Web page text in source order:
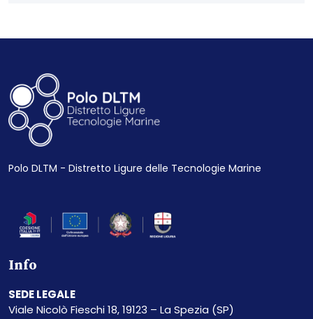
Polo DLTM - Distretto Ligure delle Tecnologie Marine
Info
SEDE LEGALE
Viale Nicolò Fieschi 18, 19123 – La Spezia (SP)